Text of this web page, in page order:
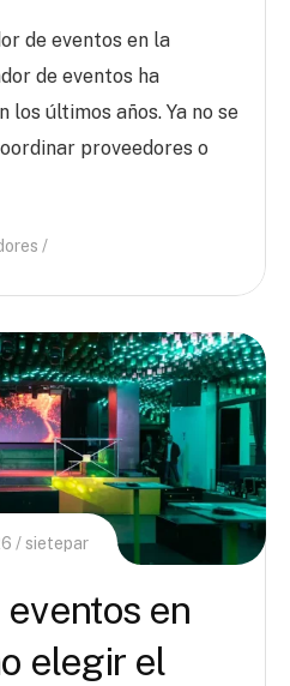
de eventos en la
de eventos ha
los últimos años. Ya no se
proveedores o
sietepar
en
elegir el